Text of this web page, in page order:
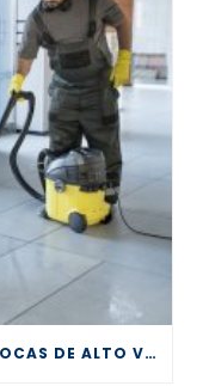
ERRORES COMUNES DURANTE ÉPOCAS DE ALTO VOLUMEN EN LA LIMPIEZA PROFESIONAL